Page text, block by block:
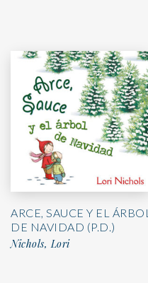
ARCE, SAUCE Y EL ÁRBOL
DE NAVIDAD (P.D.)
Nichols, Lori